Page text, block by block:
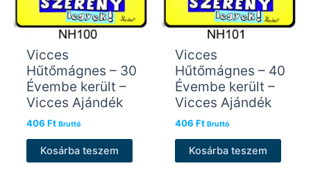
Vicces
Hűtőmágnes – 30
Évembe került –
Vicces Ajándék
406 Ft Bruttó
Kosárba teszem
Vicces
Hűtőmágnes – 40
Évembe került –
Vicces Ajándék
406 Ft Bruttó
Kosárba teszem